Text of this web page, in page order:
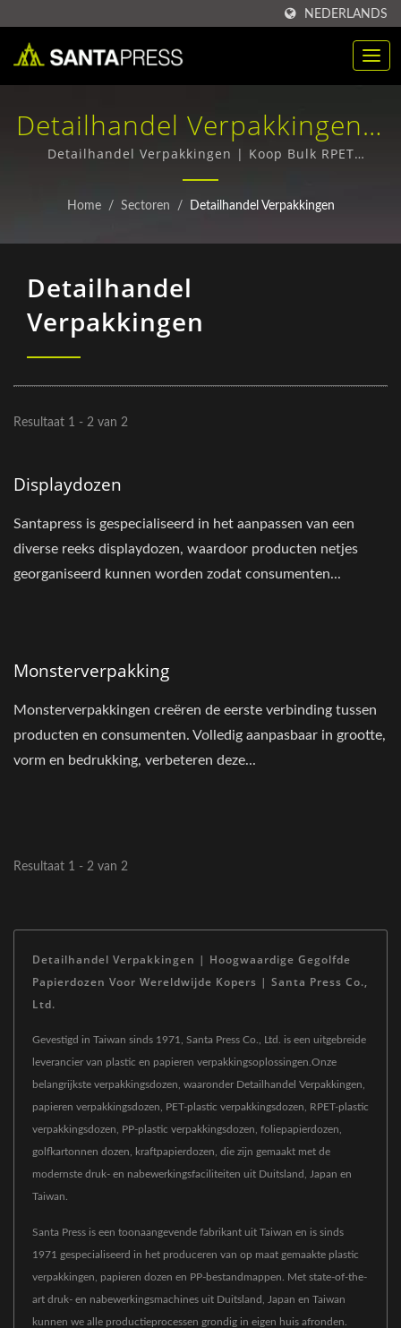
NEDERLANDS
Detailhandel Verpakkingen |
Aangepaste PP Plastic
Verpakkingsdoos Voor B2B |
Detailhandel Verpakkingen | Koop Bulk RPET
Verpakkingsdozen - Topkwaliteit, Concurrentiële
Prijzen
Home / Sectoren / Detailhandel Verpakkingen
Detailhandel
Verpakkingen
Resultaat 1 - 2 van 2
Displaydozen
Santapress is gespecialiseerd in het aanpassen van een
diverse reeks displaydozen, waardoor producten netjes
georganiseerd kunnen worden zodat consumenten...
Monsterverpakking
Monsterverpakkingen creëren de eerste verbinding tussen
producten en consumenten. Volledig aanpasbaar in grootte,
vorm en bedrukking, verbeteren deze...
Resultaat 1 - 2 van 2
Detailhandel Verpakkingen | Hoogwaardige Gegolfde
Papierdozen Voor Wereldwijde Kopers | Santa Press Co.,
Ltd.
Gevestigd in Taiwan sinds 1971, Santa Press Co., Ltd. is een uitgebreide
leverancier van plastic en papieren verpakkingsoplossingen.Onze
belangrijkste verpakkingsdozen, waaronder Detailhandel Verpakkingen,
papieren verpakkingsdozen, PET-plastic verpakkingsdozen, RPET-plastic
verpakkingsdozen, PP-plastic verpakkingsdozen, foliepapierdozen,
golfkartonnen dozen, kraftpapierdozen, die zijn gemaakt met de
modernste druk- en nabewerkingsfaciliteiten uit Duitsland, Japan en
Taiwan.
Santa Press is een toonaangevende fabrikant uit Taiwan en is sinds
1971 gespecialiseerd in het produceren van op maat gemaakte plastic
verpakkingen, papieren dozen en PP-bestandmappen. Met state-of-the-
art druk- en nabewerkingsmachines uit Duitsland, Japan en Taiwan
kunnen we alle productieprocessen grondig in eigen huis afronden.